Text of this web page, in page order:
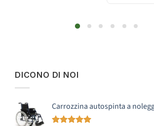
DICONO DI NOI
Carrozzina autospinta a